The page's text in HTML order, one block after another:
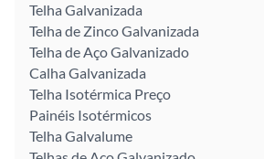
Telha Galvanizada
Telha de Zinco Galvanizada
Telha de Aço Galvanizado
Calha Galvanizada
Telha Isotérmica Preço
Painéis Isotérmicos
Telha Galvalume